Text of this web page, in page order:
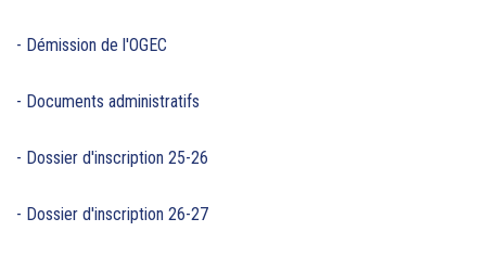
- Démission de l'OGEC
- Documents administratifs
- Dossier d'inscription 25-26
- Dossier d'inscription 26-27